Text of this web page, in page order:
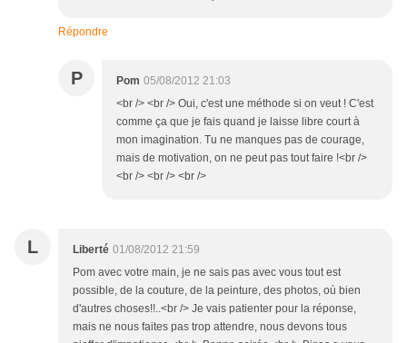
Répondre
P Pom 05/08/2012 21:03
<br /> <br /> Oui, c'est une méthode si on veut ! C'est
comme ça que je fais quand je laisse libre court à
mon imagination. Tu ne manques pas de courage,
mais de motivation, on ne peut pas tout faire !<br />
<br /> <br /> <br />
L Liberté 01/08/2012 21:59
Pom avec votre main, je ne sais pas avec vous tout est
possible, de la couture, de la peinture, des photos, où bien
d'autres choses!!..<br /> Je vais patienter pour la réponse,
mais ne nous faites pas trop attendre, nous devons tous